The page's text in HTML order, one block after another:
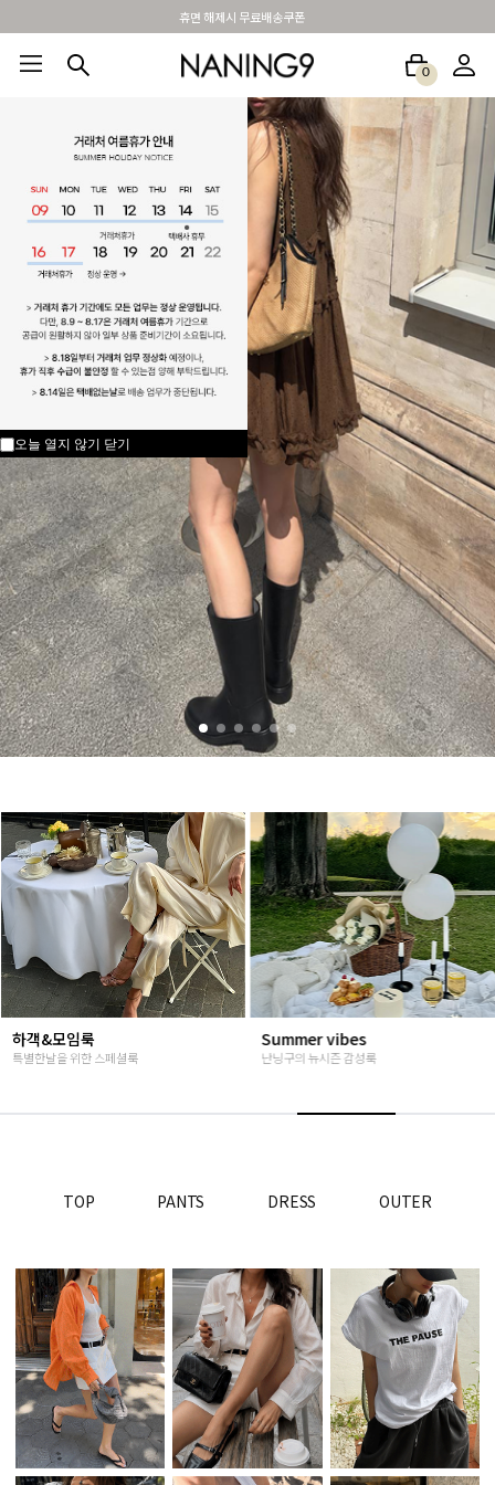
BEST 포토리뷰 - 매주 2명추첨 3만원쿠폰
0
썸머여행룩 아울렛 하객&모임룩
Summer vibes
난닝구의 뉴시즌 감성룩
베스트재진행
고객님들이 인정해주신 Steady seller
TOP PANTS DRESS OUTER
오늘 열지 않기 닫기